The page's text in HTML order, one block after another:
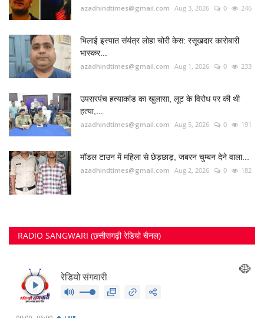
फोटो
वीडियो
azadhindtimes@gmail.com Aug 3, 2026 0 246
भिलाई इस्पात संयंत्र लोहा चोरी केस: रसूखदार कारोबारी
भास्कर...
azadhindtimes@gmail.com Aug 1, 2026 0 233
उपसरपंच हत्याकांड का खुलासा, लूट के विरोध पर की थी
हत्या,...
azadhindtimes@gmail.com Aug 5, 2026 0 191
मॉडल टाउन में महिला से छेड़छाड़, जबरन चुम्बन देने वाला...
azadhindtimes@gmail.com Aug 2, 2026 0 182
RADIO SANGWARI (छत्तीसगढ़ी रेडियो चैनल)